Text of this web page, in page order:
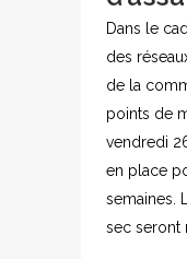
Dans le
des
de la
points de
vendredi
en place
semaines.
sec seront